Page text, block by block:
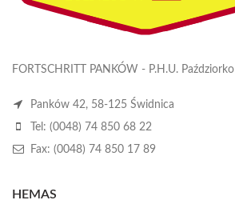
FORTSCHRITT PANKÓW - P.H.U. Paździorko
Panków 42, 58-125 Świdnica
Tel: (0048) 74 850 68 22
Fax: (0048) 74 850 17 89
HEMAS